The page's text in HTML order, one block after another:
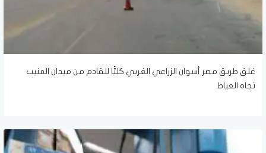
غلق طريق مصر أسوان الزراعي الغربي كليًّا للقادم من ميدان المنيب
تجاه العياط